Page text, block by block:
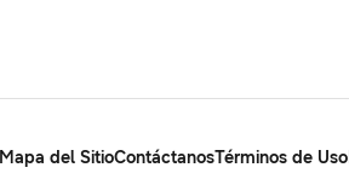
Mapa del SitioContáctanosTérminos de Uso